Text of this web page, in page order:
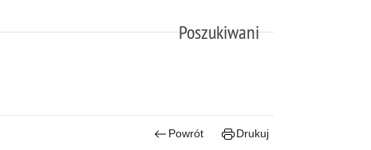
Poszukiwani
Powrót Drukuj